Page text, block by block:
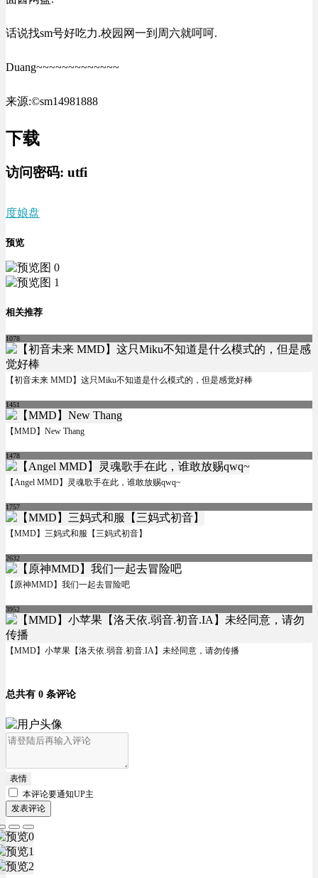
话说找sm号好吃力.校园网一到周六就呵呵.
Duang~~~~~~~~~~~~~
来源:©sm14981888
下载
访问密码: utfi
度娘盘
预览
相关推荐
1078
【初音未来 MMD】这只Miku不知道是什么模式的，但是感觉好棒
1451
【MMD】New Thang
1478
【Angel MMD】灵魂歌手在此，谁敢放赐qwq~
1757
【MMD】三妈式和服【三妈式初音】
2632
【原神MMD】我们一起去冒险吧
3952
【MMD】小苹果【洛天依.弱音.初音.IA】未经同意，请勿传播
总共有 0 条评论
表情
本评论要通知UP主
发表评论